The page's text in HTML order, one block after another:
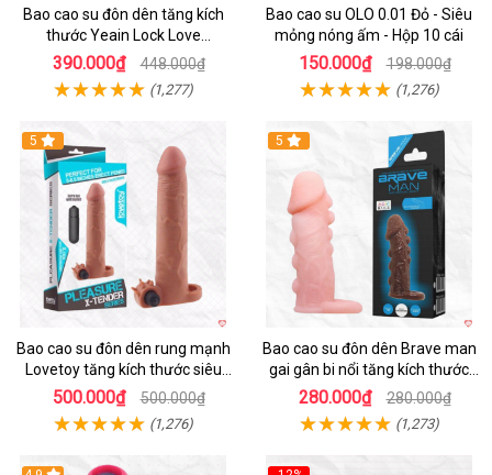
Bao cao su đôn dên tăng kích
thước Yeain Lock Love
Raytheon
390.000₫ 448.000₫
(1,277)
Bao cao su OLO 0.01 Đỏ - Siêu
mỏng nóng ấm - Hộp 10 cái
150.000₫ 198.000₫
(1,276)
5
Bao cao su đôn dên rung mạnh
Lovetoy tăng kích thước siêu
phê
500.000₫ 500.000₫
(1,276)
5
Bao cao su đôn dên Brave man
gai gân bi nổi tăng kích thước
kéo dài thời gian
280.000₫ 280.000₫
(1,273)